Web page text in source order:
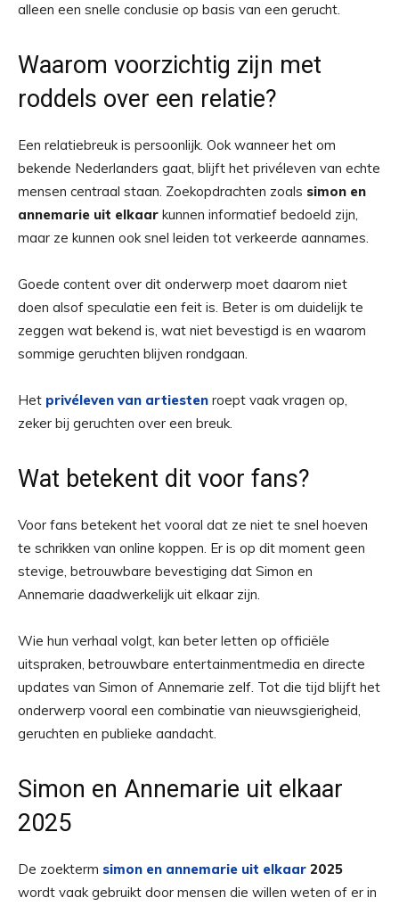
alleen een snelle conclusie op basis van een gerucht.
Waarom voorzichtig zijn met
roddels over een relatie?
Een relatiebreuk is persoonlijk. Ook wanneer het om
bekende Nederlanders gaat, blijft het privéleven van echte
mensen centraal staan. Zoekopdrachten zoals simon en
annemarie uit elkaar kunnen informatief bedoeld zijn,
maar ze kunnen ook snel leiden tot verkeerde aannames.
Goede content over dit onderwerp moet daarom niet
doen alsof speculatie een feit is. Beter is om duidelijk te
zeggen wat bekend is, wat niet bevestigd is en waarom
sommige geruchten blijven rondgaan.
Het privéleven van artiesten roept vaak vragen op,
zeker bij geruchten over een breuk.
Wat betekent dit voor fans?
Voor fans betekent het vooral dat ze niet te snel hoeven
te schrikken van online koppen. Er is op dit moment geen
stevige, betrouwbare bevestiging dat Simon en
Annemarie daadwerkelijk uit elkaar zijn.
Wie hun verhaal volgt, kan beter letten op officiële
uitspraken, betrouwbare entertainmentmedia en directe
updates van Simon of Annemarie zelf. Tot die tijd blijft het
onderwerp vooral een combinatie van nieuwsgierigheid,
geruchten en publieke aandacht.
Simon en Annemarie uit elkaar
2025
De zoekterm simon en annemarie uit elkaar 2025
wordt vaak gebruikt door mensen die willen weten of er in